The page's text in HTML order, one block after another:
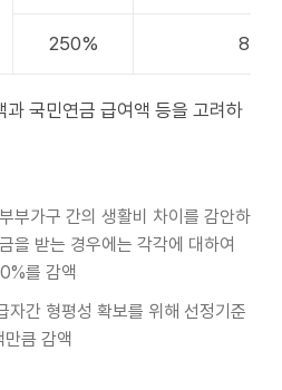
250%
국민연금 급여액 등을 고려하
부가구 간의 생활비 차이를 감안하
을 받는 경우에는 각각에 대하여
를 감액
자간 형평성 확보를 위해 선정기준
큼 감액